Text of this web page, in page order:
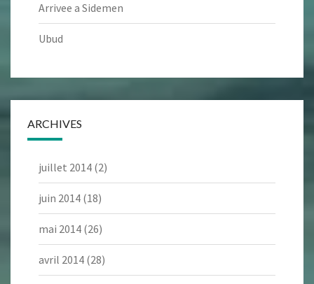
Arrivee a Sidemen
Ubud
ARCHIVES
juillet 2014 (2)
juin 2014 (18)
mai 2014 (26)
avril 2014 (28)